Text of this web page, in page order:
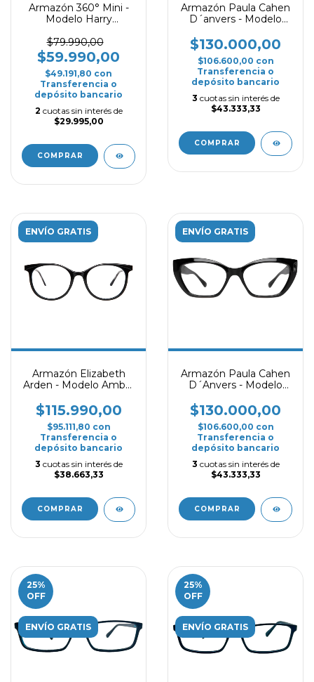
Armazón 360° Mini -
Modelo Harry
$79.990,00
$59.990,00
$49.191,80 con
Transferencia o
depósito bancario
2 cuotas sin interés de
$29.995,00
COMPRAR
Armazón Paula Cahen
D´anvers - Modelo
$130.000,00
$106.600,00 con
Transferencia o
depósito bancario
3 cuotas sin interés de
$43.333,33
COMPRAR
ENVÍO GRATIS
Armazón Elizabeth
Arden - Modelo Ambar
$115.990,00
$95.111,80 con
Transferencia o
depósito bancario
3 cuotas sin interés de
$38.663,33
COMPRAR
ENVÍO GRATIS
Armazón Paula Cahen
D´Anvers - Modelo
$130.000,00
$106.600,00 con
Transferencia o
depósito bancario
3 cuotas sin interés de
$43.333,33
COMPRAR
25%
OFF
ENVÍO GRATIS
25%
OFF
ENVÍO GRATIS